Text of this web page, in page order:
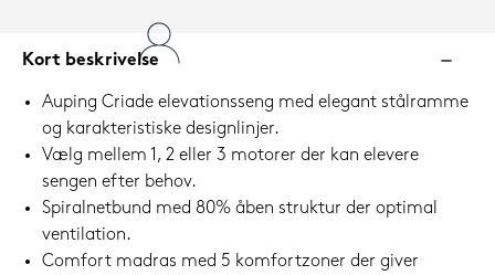
Kort beskrivelse
Auping Criade elevationsseng med elegant stålramme
og karakteristiske designlinjer.
Vælg mellem 1, 2 eller 3 motorer der kan elevere
sengen efter behov.
Spiralnetbund med 80% åben struktur der optimal
ventilation.
Comfort madras med 5 komfortzoner der giver